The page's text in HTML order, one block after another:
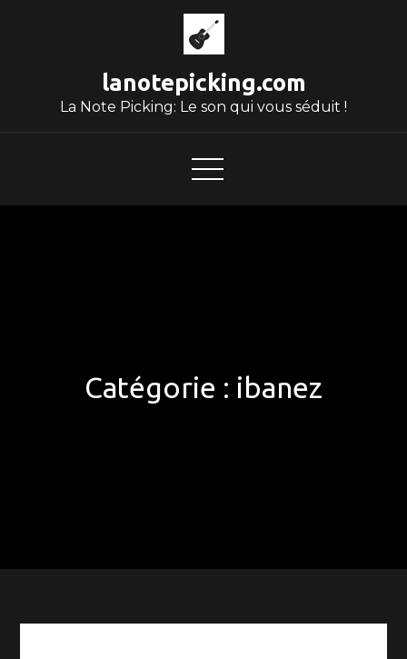
lanotepicking.com
La Note Picking: Le son qui vous séduit !
Catégorie : ibanez